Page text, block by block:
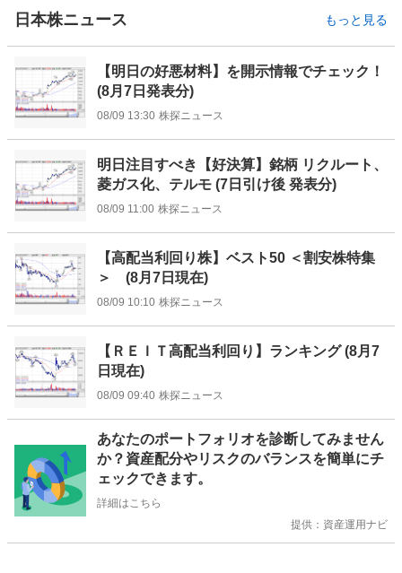
日本株ニュース もっと見る
【明日の好悪材料】を開示情報でチェック！
(8月7日発表分)
08/09 13:30 株探ニュース
明日注目すべき【好決算】銘柄 リクルート、
菱ガス化、テルモ (7日引け後 発表分)
08/09 11:00 株探ニュース
【高配当利回り株】ベスト50 ＜割安株特集
＞ (8月7日現在)
08/09 10:10 株探ニュース
【ＲＥＩＴ高配当利回り】ランキング (8月7
日現在)
08/09 09:40 株探ニュース
あなたのポートフォリオを診断してみません
か？資産配分やリスクのバランスを簡単にチ
ェックできます。
詳細はこちら
提供：資産運用ナビ